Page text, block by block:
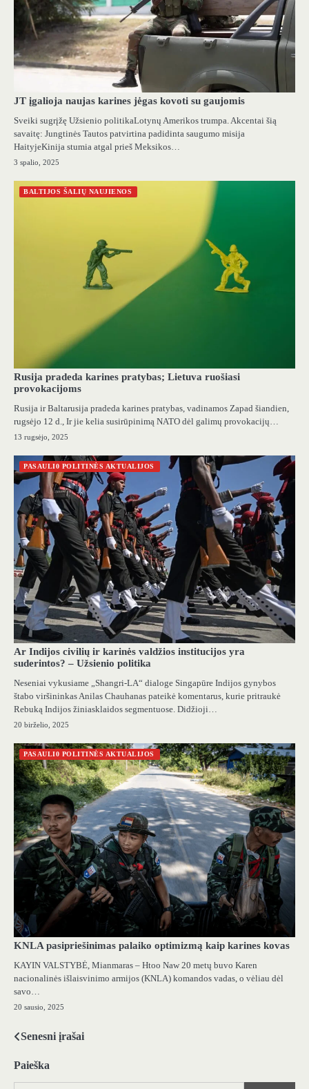
JT įgalioja naujas karines jėgas kovoti su gaujomis
Sveiki sugrįžę Užsienio politikaLotynų Amerikos trumpa. Akcentai šią
savaitę: Jungtinės Tautos patvirtina padidinta saugumo misija
HaityjeKinija stumia atgal prieš Meksikos…
3 spalio, 2025
BALTIJOS ŠALIŲ NAUJIENOS
Rusija pradeda karines pratybas; Lietuva ruošiasi
provokacijoms
Rusija ir Baltarusija pradeda karines pratybas, vadinamos Zapad šiandien,
rugsėjo 12 d., Ir jie kelia susirūpinimą NATO dėl galimų provokacijų…
13 rugsėjo, 2025
PASAULI0 POLITINĖS AKTUALIJOS
Ar Indijos civilių ir karinės valdžios institucijos yra
suderintos? – Užsienio politika
Neseniai vykusiame „Shangri-LA“ dialoge Singapūre Indijos gynybos
štabo viršininkas Anilas Chauhanas pateikė komentarus, kurie pritraukė
Rebuką Indijos žiniasklaidos segmentuose. Didžioji…
20 birželio, 2025
PASAULI0 POLITINĖS AKTUALIJOS
KNLA pasipriešinimas palaiko optimizmą kaip karines kovas
KAYIN VALSTYBĖ, Mianmaras – Htoo Naw 20 metų buvo Karen
nacionalinės išlaisvinimo armijos (KNLA) komandos vadas, o vėliau dėl
savo…
20 sausio, 2025
Navigacija
tarp
Senesni įrašai
Paieška